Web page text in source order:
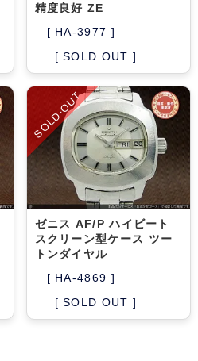
精度良好 ZE
[ HA-3977 ]
[ SOLD OUT ]
SOLD-OUT
ゼニス AF/P ハイビート
スクリーン型ケース ツー
トンダイヤル
[ HA-4869 ]
[ SOLD OUT ]